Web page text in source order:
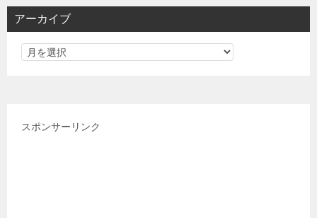
リ
アーカイブ
スポンサーリンク